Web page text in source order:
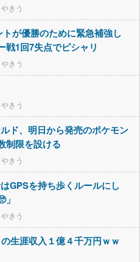
やきう
トが優勝のために緊急補強し
戦1回7失点でピシャリ
やきう
やきう
ルド、明日から発売のポケモン
制限を設ける
やきう
GPSを持ち歩くルールにし
やきう
生涯収入１億４千万円ｗｗ